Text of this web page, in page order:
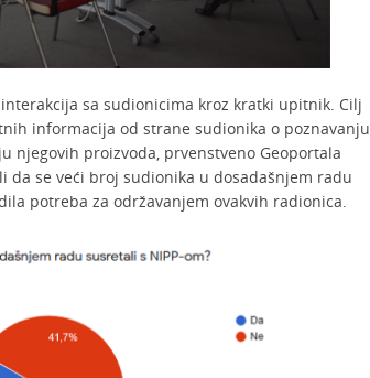
sa sudionicima kroz kratki upitnik. Cilj
informacija od strane sudionika o poznavanju
njegovih proizvoda, prvenstveno Geoportala
da se veći broj sudionika u dosadašnjem radu
potreba za održavanjem ovakvih radionica.